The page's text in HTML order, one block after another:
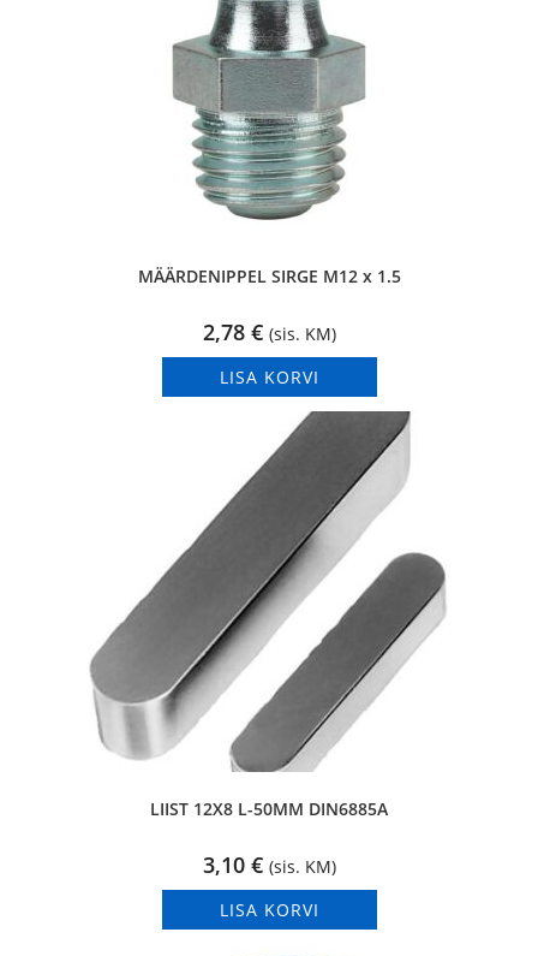
MÄÄRDENIPPEL SIRGE M12 x 1.5
2,78 € (sis. KM)
LISA KORVI
LIIST 12X8 L-50MM DIN6885A
3,10 € (sis. KM)
LISA KORVI